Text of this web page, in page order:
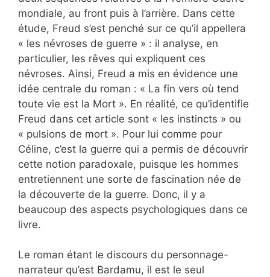
mondiale, au front puis à l’arrière. Dans cette
étude, Freud s’est penché sur ce qu’il appellera
« les névroses de guerre » : il analyse, en
particulier, les rêves qui expliquent ces
névroses. Ainsi, Freud a mis en évidence une
idée centrale du roman : « La fin vers où tend
toute vie est la Mort ». En réalité, ce qu’identifie
Freud dans cet article sont « les instincts » ou
« pulsions de mort ». Pour lui comme pour
Céline, c’est la guerre qui a permis de découvrir
cette notion paradoxale, puisque les hommes
entretiennent une sorte de fascination née de
la découverte de la guerre. Donc, il y a
beaucoup des aspects psychologiques dans ce
livre.
Le roman étant le discours du personnage-
narrateur qu’est Bardamu, il est le seul